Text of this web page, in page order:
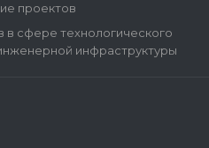
проектов
сфере технологического
инфраструктуры